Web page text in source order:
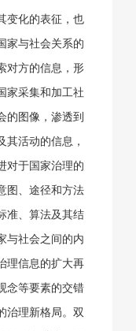
变化的表征，也
家与社会关系的
对方的信息，形
家采集和加工社
的图像，渗透到
其活动的信息，
对于国家治理的
图、途径和方法
准、算法及其结
与社会之间的内
理信息的扩大再
念等要素的交错
治理新格局。双